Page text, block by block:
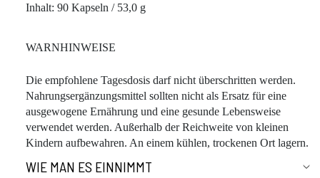
Inhalt: 90 Kapseln / 53,0 g
WARNHINWEISE
Die empfohlene Tagesdosis darf nicht überschritten werden.
Nahrungsergänzungsmittel sollten nicht als Ersatz für eine
ausgewogene Ernährung und eine gesunde Lebensweise
verwendet werden. Außerhalb der Reichweite von kleinen
Kindern aufbewahren. An einem kühlen, trockenen Ort lagern.
WIE MAN ES EINNIMMT